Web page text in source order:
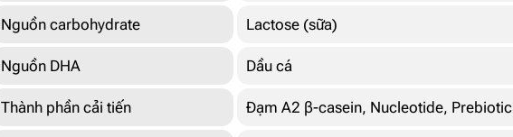
Nguồn carbohydrate Lactose (sữa)
Nguồn DHA Dầu cá
Thành phần cải tiến Đạm A2 β-casein, Nucleotide, Prebiotic